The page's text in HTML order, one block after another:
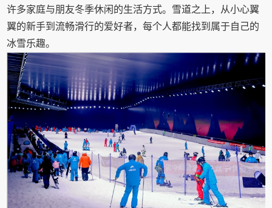
许多家庭与朋友冬季休闲的生活方式。雪道之上，从小心翼
翼的新手到流畅滑行的爱好者，每个人都能找到属于自己的
冰雪乐趣。